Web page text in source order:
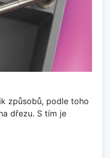
způsobů, podle toho
dřezu. S tím je